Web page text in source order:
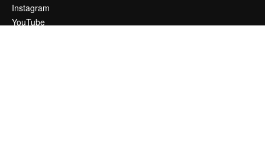
Instagram
YouTube